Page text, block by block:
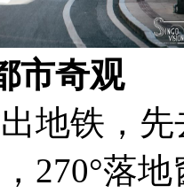
市奇观
地铁，
，270°落